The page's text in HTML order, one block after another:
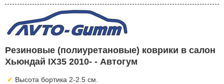
Резиновые (полиуретановые) коврики в салон
Хьюндай IX35 2010- - Автогум
Высота бортика 2-2.5 см.